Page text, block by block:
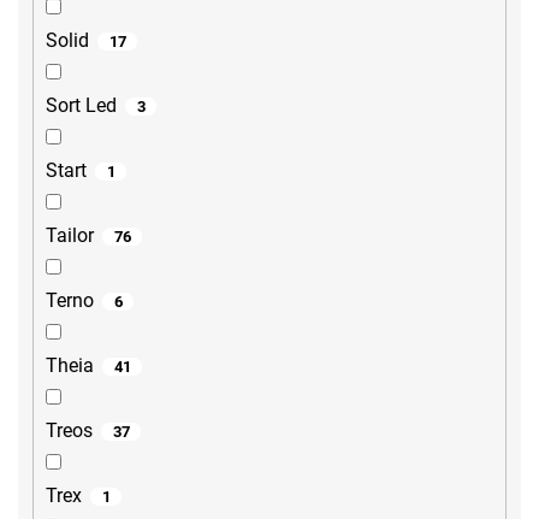
Solid 17
Sort Led 3
Start 1
Tailor 76
Terno 6
Theia 41
Treos 37
Trex 1